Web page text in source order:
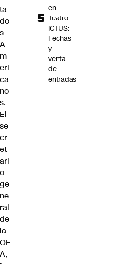
ta
do
s
A
m
eri
ca
no
s.
El
se
cr
et
ari
o
ge
ne
ral
de
la
OE
A,
en
Teatro
ICTUS:
Fechas
y
venta
de
entradas